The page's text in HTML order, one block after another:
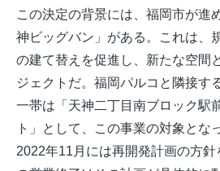
この決定の背景には、福岡市が進
神ビッグバン」がある。これは、
の建て替えを促進し、新たな空間
ジェクトだ。福岡パルコと隣接す
一帯は「天神二丁目南ブロック駅
ト」として、この事業の対象とな
2022年11月には再開発計画の方針